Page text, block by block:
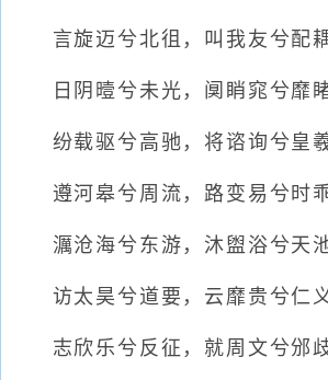
言旋迈兮北徂，叫我友兮配耦
日阴曀兮未光，阒睄窕兮靡睹
纷载驱兮高驰，将谘询兮皇羲
遵河皋兮周流，路变易兮时乖
濿沧海兮东游，沐盥浴兮天池
访太昊兮道要，云靡贵兮仁义
志欣乐兮反征，就周文兮邠歧